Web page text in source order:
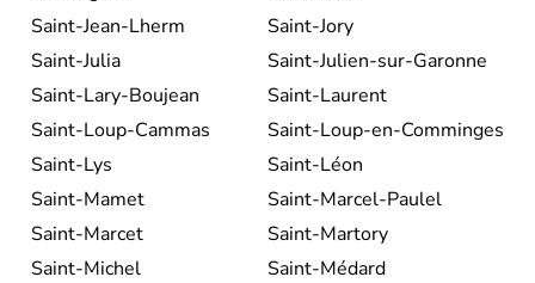
Saint-Jean-Lherm
Saint-Jory
Saint-Julia
Saint-Julien-sur-Garonne
Saint-Lary-Boujean
Saint-Laurent
Saint-Loup-Cammas
Saint-Loup-en-Comminges
Saint-Lys
Saint-Léon
Saint-Mamet
Saint-Marcel-Paulel
Saint-Marcet
Saint-Martory
Saint-Michel
Saint-Médard